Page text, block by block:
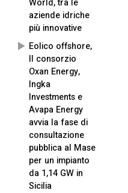
aziende idriche
più innovative
Eolico offshore,
Il consorzio
Oxan Energy,
Ingka
Investments e
Avapa Energy
avvia la fase di
consultazione
pubblica al Mase
per un impianto
da 1,14 GW in
Sicilia